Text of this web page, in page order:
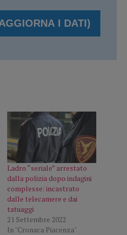
Ladro “seriale” arrestato
dalla polizia dopo indagini
complesse: incastrato
dalle telecamere e dai
tatuaggi
21 Settembre 2022
In "Cronaca Piacenza"